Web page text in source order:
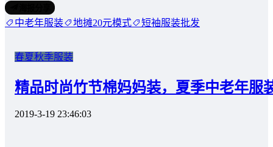
中老年服装 地摊20元模式 短袖服装批发
春夏秋季服装
精品时尚竹节棉妈妈装，夏季中老年服
2019-3-19 23:46:03